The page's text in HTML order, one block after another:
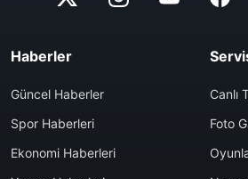
Haberler
Güncel Haberler
Spor Haberleri
Ekonomi Haberleri
Canlı
Foto